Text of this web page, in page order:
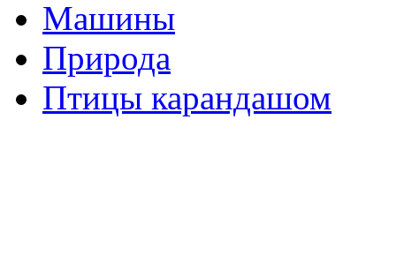
Машины
Природа
Птицы карандашом